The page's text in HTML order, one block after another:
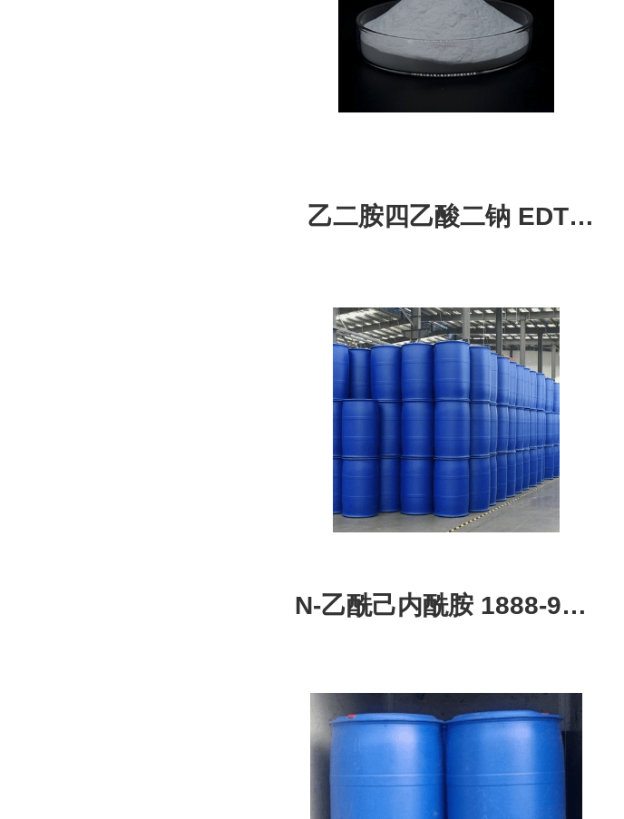
乙二胺四乙酸二钠 EDTA
N-乙酰己内酰胺 1888-91-1